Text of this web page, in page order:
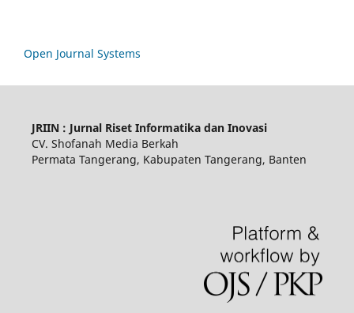
Open Journal Systems
JRIIN : Jurnal Riset Informatika dan Inovasi
CV. Shofanah Media Berkah
Permata Tangerang, Kabupaten Tangerang, Banten